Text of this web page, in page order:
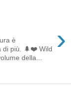
›
è
di più. 🌲❤️ Wild
della...